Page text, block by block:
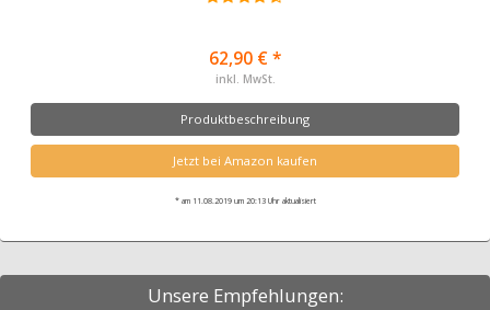
62,90 € *
inkl. MwSt.
Produktbeschreibung
Jetzt bei Amazon kaufen
* am 11.08.2019 um 20:13 Uhr aktualisiert
Unsere Empfehlungen: